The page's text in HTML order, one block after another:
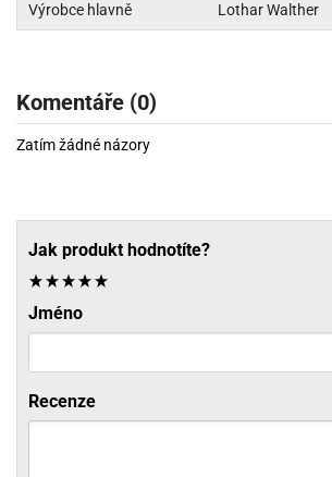
Výrobce hlavně Lothar Walther
Komentáře (0)
Zatím žádné názory
Jak produkt hodnotíte?
Jméno
Recenze